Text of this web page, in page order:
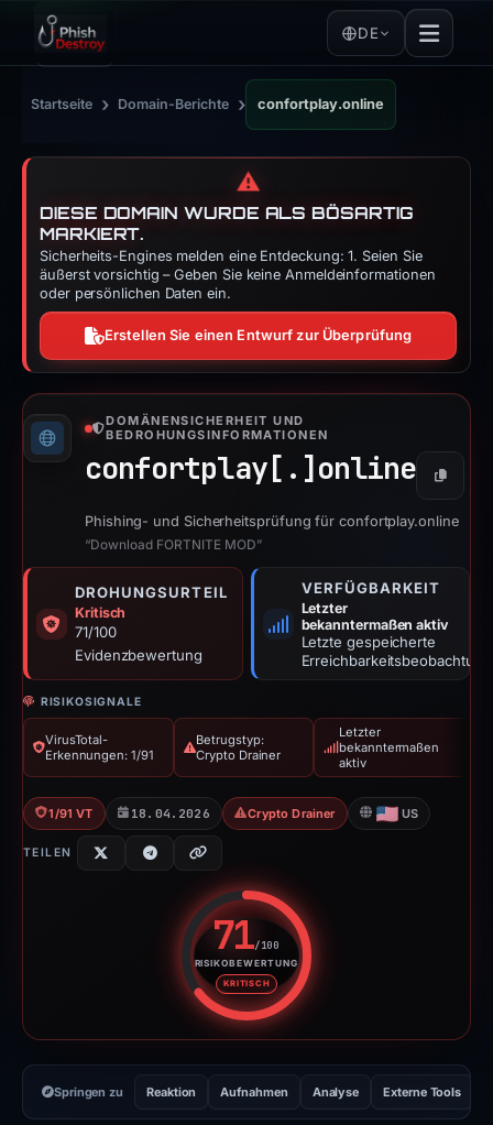
DE
Startseite › Domain-Berichte › confortplay.online
⚠️
DIESE DOMAIN WURDE ALS BÖSARTIG
MARKIERT.
Sicherheits-Engines melden eine Entdeckung: 1. Seien Sie
äußerst vorsichtig – Geben Sie keine Anmeldeinformationen
oder persönlichen Daten ein.
Erstellen Sie einen Entwurf zur Überprüfung
DOMÄNENSICHERHEIT UND
BEDROHUNGSINFORMATIONEN
confortplay[.] online
Phishing- und Sicherheitsprüfung für confortplay.online
“Download FORTNITE MOD”
DROHUNGSURTEIL
Kritisch
71/100
Evidenzbewertung
VERFÜGBARKEIT
Letzter
bekanntermaßen aktiv
Letzte gespeicherte
Erreichbarkeitsbeobachtung
RISIKOSIGNALE
VirusTotal-
Erkennungen: 1/91
Betrugstyp:
Crypto Drainer
Letzter
bekanntermaßen
aktiv
1/91 VT 18.04.2026 Crypto Drainer US
TEILEN
71/100
RISIKOBEWERTUNG
KRITISCH
Risikobewertung: 71 von
Springen zu Reaktion Aufnahmen Analyse Externe Tools